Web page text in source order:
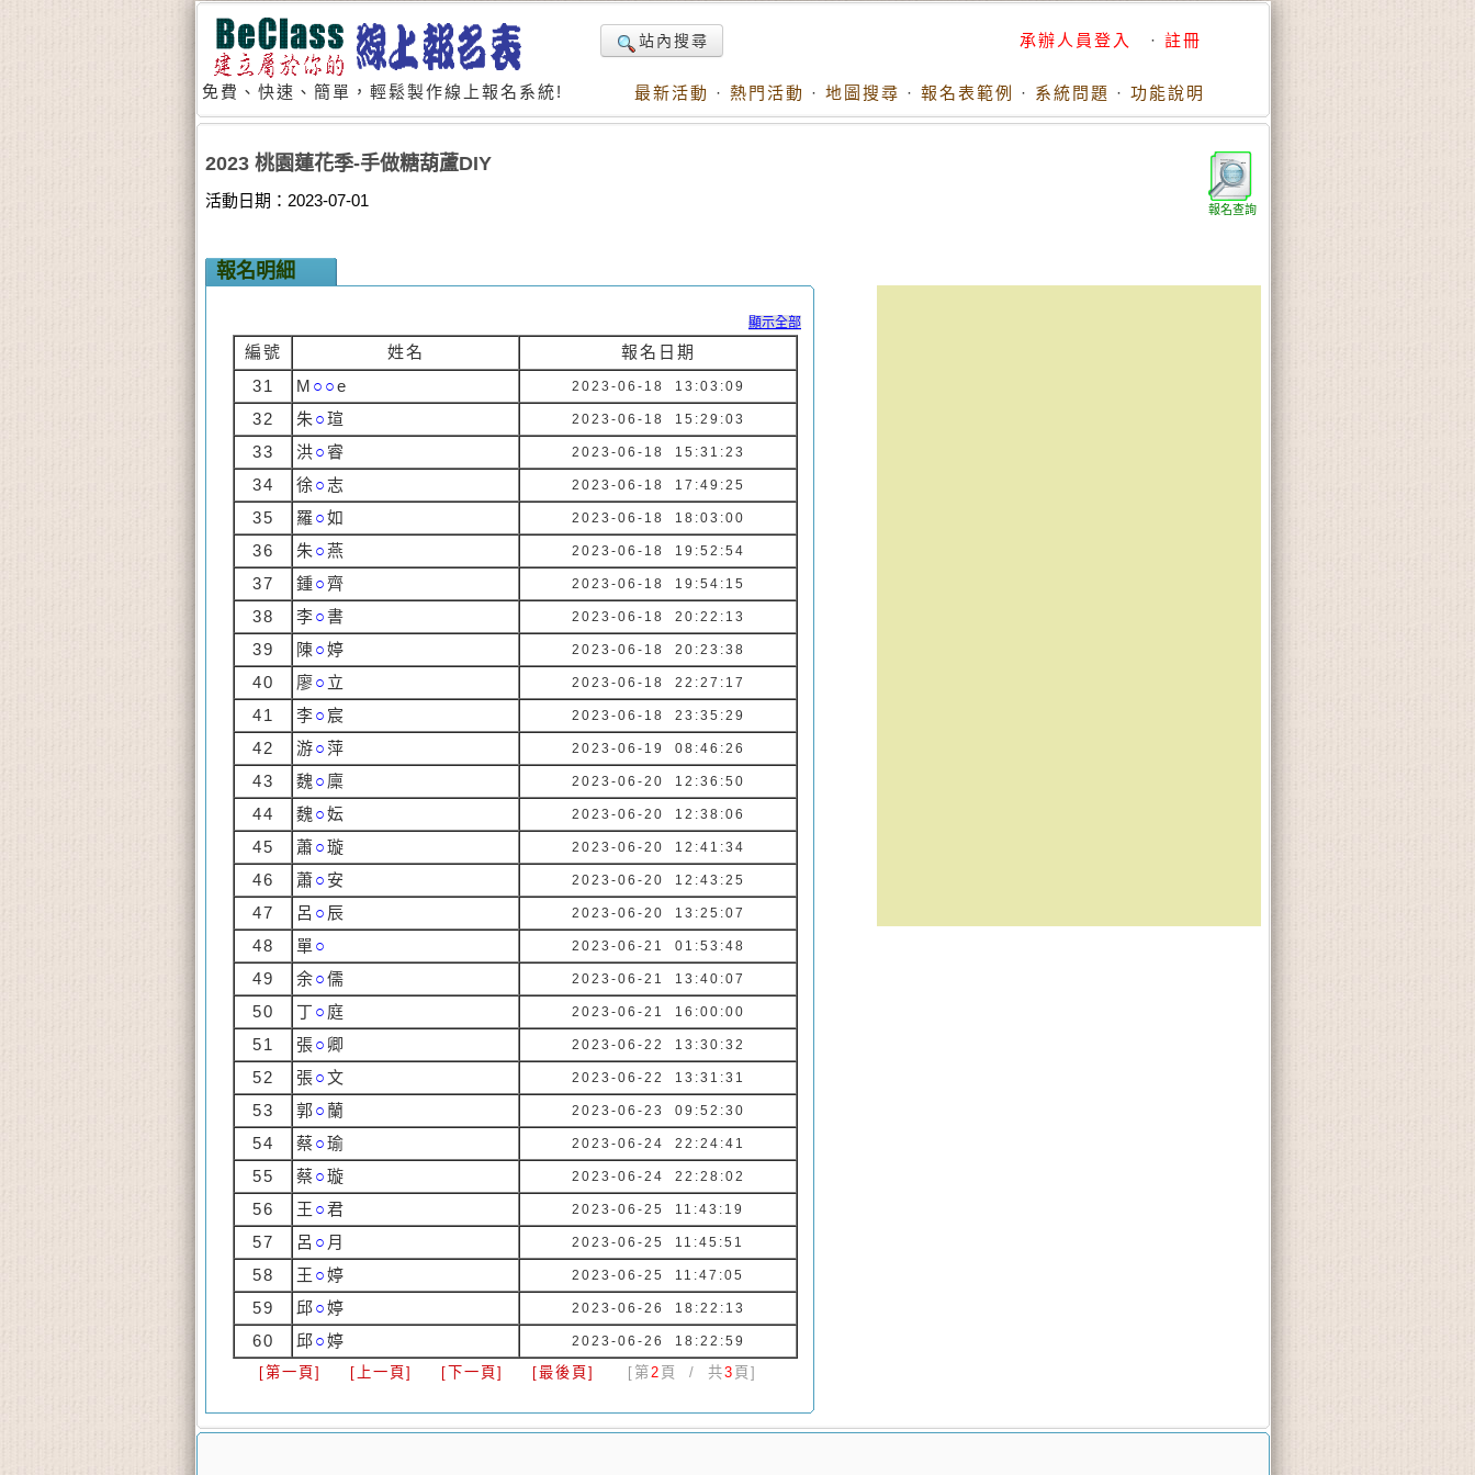
免費、快速、簡單，輕鬆製作線上報名系統!
站內搜尋 承辦人員登入 · 註冊
最新活動 · 熱門活動 · 地圖搜尋 · 報名表範例 · 系統問題 · 功能說明
報名查詢
2023 桃園蓮花季-手做糖葫蘆DIY
活動日期：2023-07-01
報名明細
顯示全部
編號 姓名
報名日期
31
M ○○e 2023-06-18 13:03:09
32 朱 ○瑄 2023-06-18 15:29:03
33 洪○ 睿 2023-06-18 15:31:23
34 徐○志 2023-06-18 17:49:25
35 羅 ○如 2023-06-18 18:03:00
36 朱 ○燕 2023-06-18 19:52:54
37 鍾○齊 2023-06-18 19:54:15
38 李○書 2023-06-18 20:22:13
39 陳○婷 2023-06-18 20:23:38
40 廖○ 立 2023-06-18 22:27:17
41 李○ 宸 2023-06-18 23:35:29
42 游○ 萍 2023-06-19 08:46:26
43 魏 ○ 廩 2023-06-20 12:36:50
44 魏 ○妘 2023-06-20 12:38:06
45 蕭○璇 2023-06-20 12:41:34
46 蕭○ 安 2023-06-20 12:43:25
47 呂 ○ 辰 2023-06-20 13:25:07
48 單 ○ 2023-06-21 01:53:48
49 余○儒 2023-06-21 13:40:07
50 丁 ○ 庭 2023-06-21 16:00:00
51 張○卿 2023-06-22 13:30:32
52 張○文 2023-06-22 13:31:31
53 郭○ 蘭 2023-06-23 09:52:30
54 蔡○瑜 2023-06-24 22:24:41
55 蔡○璇 2023-06-24 22:28:02
56 王 ○君 2023-06-25 11:43:19
57 呂 ○ 月 2023-06-25 11:45:51
58 王 ○婷 2023-06-25 11:47:05
59 邱○婷 2023-06-26 18:22:13
60 邱○婷 2023-06-26 18:22:59
[第一頁] [上一頁] [下一頁] [最後頁] [第2 頁 / 共3 頁]